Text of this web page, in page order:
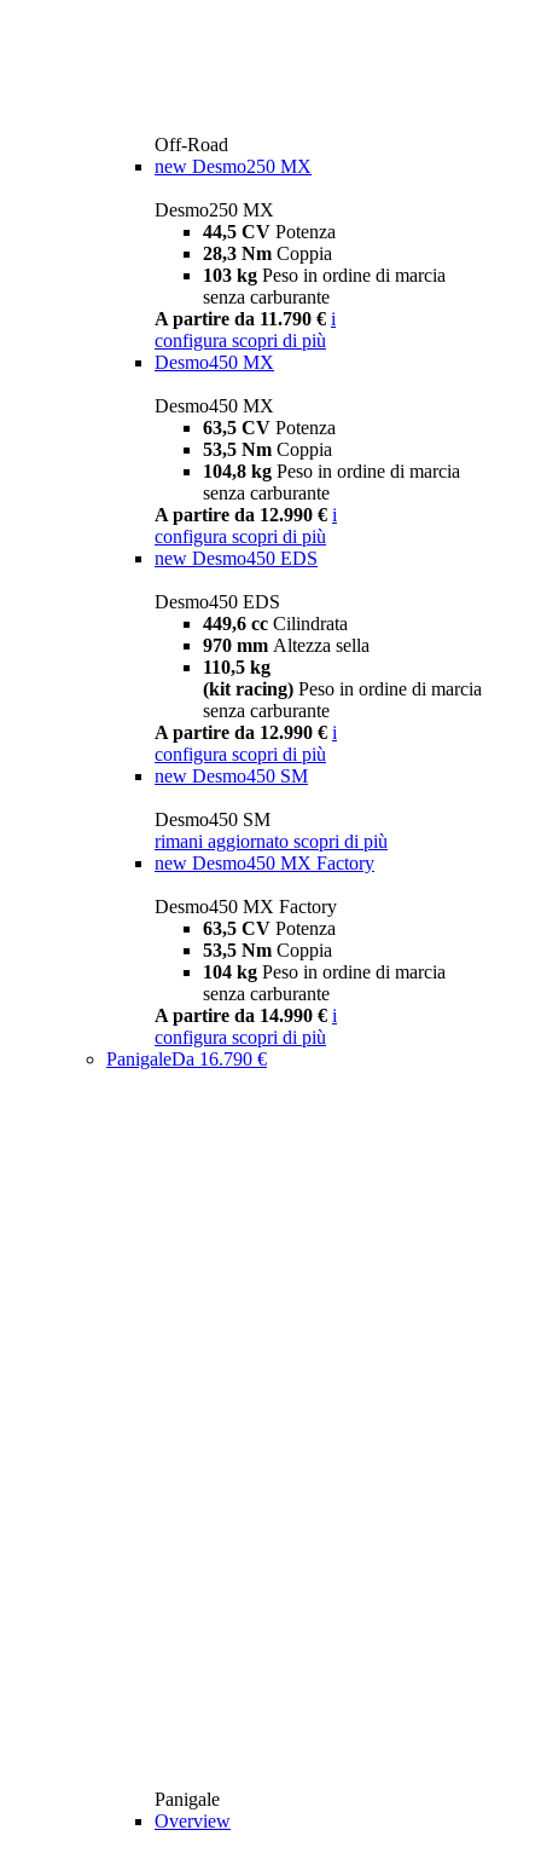
Off-Road
new Desmo250 MX
Desmo250 MX
44,5 CV Potenza
28,3 Nm Coppia
103 kg Peso in ordine di marcia
senza carburante
A partire da 11.790 € i
configura scopri di più
Desmo450 MX
Desmo450 MX
63,5 CV Potenza
53,5 Nm Coppia
104,8 kg Peso in ordine di marcia
senza carburante
A partire da 12.990 € i
configura scopri di più
new Desmo450 EDS
Desmo450 EDS
449,6 cc Cilindrata
970 mm Altezza sella
110,5 kg
(kit racing) Peso in ordine di marcia
senza carburante
A partire da 12.990 € i
configura scopri di più
new Desmo450 SM
Desmo450 SM
rimani aggiornato scopri di più
new Desmo450 MX Factory
Desmo450 MX Factory
63,5 CV Potenza
53,5 Nm Coppia
104 kg Peso in ordine di marcia
senza carburante
A partire da 14.990 € i
configura scopri di più
PanigaleDa 16.790 €
Panigale
Overview